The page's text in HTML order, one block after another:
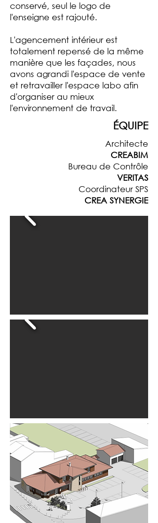
conservé, seul le logo de
l'enseigne est rajouté.
L'agencement intérieur est
totalement repensé de la même
manière que les façades, nous
avons agrandi l'espace de vente
et retravailler l'espace labo afin
d'organiser au mieux
l'environnement de travail.
ÉQUIPE
Architecte
CREABIM
Bureau de Contrôle
VERITAS
Coordinateur SPS
CREA SYNERGIE